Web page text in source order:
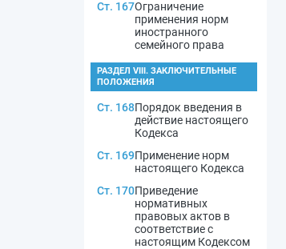
Ст. 167Ограничение
применения норм
иностранного
семейного права
РАЗДЕЛ VIII. ЗАКЛЮЧИТЕЛЬНЫЕ
ПОЛОЖЕНИЯ
Ст. 168Порядок введения в
действие настоящего
Кодекса
Ст. 169Применение норм
настоящего Кодекса
Ст. 170Приведение
нормативных
правовых актов в
соответствие с
настоящим Кодексом